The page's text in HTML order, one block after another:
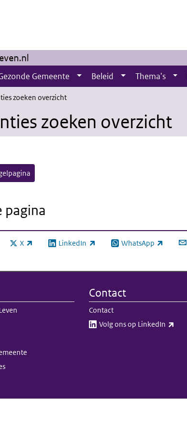
Gemeente Beleid Thema's
zoeken overzicht
zoeken overzicht
pagina
X
(externe link) LinkedIn
(externe link) WhatsApp
(externe link)
Contact
Contact
Volg ons op LinkedIn​​